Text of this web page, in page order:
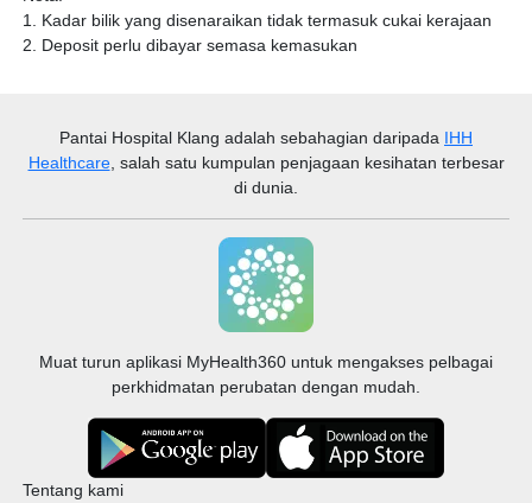
1. Kadar bilik yang disenaraikan tidak termasuk cukai kerajaan
2. Deposit perlu dibayar semasa kemasukan
Pantai Hospital Klang adalah sebahagian daripada IHH
Healthcare, salah satu kumpulan penjagaan kesihatan terbesar
di dunia.
Muat turun aplikasi MyHealth360 untuk mengakses pelbagai
perkhidmatan perubatan dengan mudah.
Tentang kami